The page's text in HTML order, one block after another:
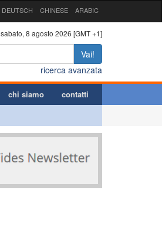
DEUTSCH CHINESE ARABIC
sabato, 8 agosto 2026 [GMT +1]
Vai!
ricerca avanzata
chi siamo contatti